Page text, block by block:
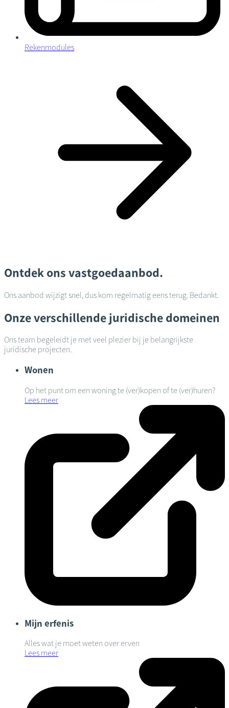
Rekenmodules
Ontdek ons vastgoedaanbod.
Ons aanbod wijzigt snel, dus kom regelmatig eens terug. Bedankt.
Onze verschillende juridische domeinen
Ons team begeleidt je met veel plezier bij je belangrijkste
juridische projecten.
Wonen
Op het punt om een woning te (ver)kopen of te (ver)huren?
Lees meer
Mijn erfenis
Alles wat je moet weten over erven
Lees meer